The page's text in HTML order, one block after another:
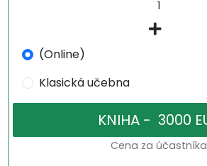
(Online)
Klasická učebna
Cena za účastníka